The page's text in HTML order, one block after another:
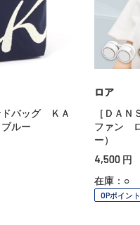
ドバッグ ＫＡ
ルー
ロア
［ＤＡＮ
ファン
ー）
4,500 円
在庫：○
OPポイン